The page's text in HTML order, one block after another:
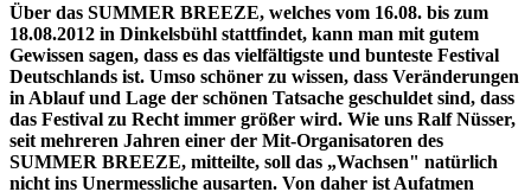
Über das SUMMER BREEZE, welches vom 16.08. bis zum
18.08.2012 in Dinkelsbühl stattfindet, kann man mit gutem
Gewissen sagen, dass es das vielfältigste und bunteste Festival
Deutschlands ist. Umso schöner zu wissen, dass Veränderungen
in Ablauf und Lage der schönen Tatsache geschuldet sind, dass
das Festival zu Recht immer größer wird. Wie uns Ralf Nüsser,
seit mehreren Jahren einer der Mit-Organisatoren des
SUMMER BREEZE, mitteilte, soll das „Wachsen" natürlich
nicht ins Unermessliche ausarten. Von daher ist Aufatmen